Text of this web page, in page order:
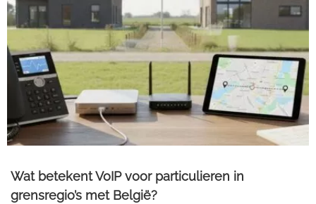
Wat betekent VoIP voor particulieren in
grensregio’s met België?